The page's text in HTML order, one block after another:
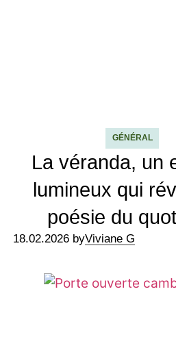
GÉNÉRAL
La véranda, un
lumineux qui
poésie du
18.02.2026 byViviane G